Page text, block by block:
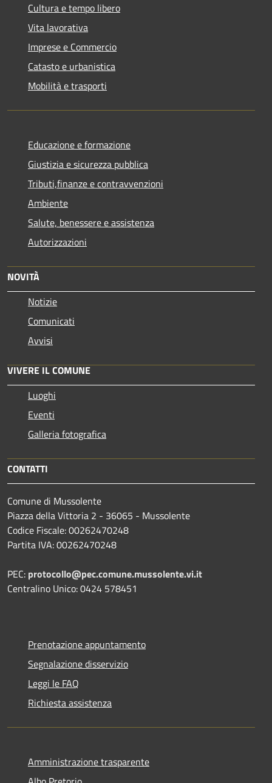
Cultura e tempo libero
Vita lavorativa
Imprese e Commercio
Catasto e urbanistica
Mobilità e trasporti
Educazione e formazione
Giustizia e sicurezza pubblica
Tributi,finanze e contravvenzioni
Ambiente
Salute, benessere e assistenza
Autorizzazioni
NOVITÀ
Notizie
Comunicati
Avvisi
VIVERE IL COMUNE
Luoghi
Eventi
Galleria fotografica
CONTATTI
Comune di Mussolente
Piazza della Vittoria 2 - 36065 - Mussolente
Codice Fiscale: 00262470248
Partita IVA: 00262470248
PEC: protocollo@pec.comune.mussolente.vi.it
Centralino Unico: 0424 578451
Prenotazione appuntamento
Segnalazione disservizio
Leggi le FAQ
Richiesta assistenza
Amministrazione trasparente